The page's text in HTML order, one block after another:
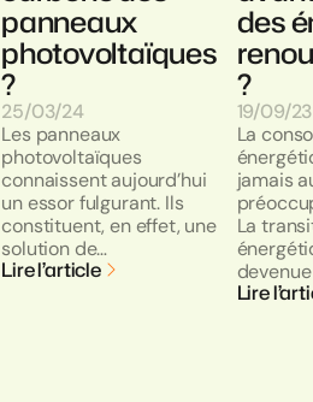
panneaux
photovoltaïques
?
25/03/24
Les panneaux
photovoltaïques
connaissent aujourd’hui
un essor fulgurant. Ils
constituent, en effet, une
solution de…
Lire l’article
des
?
19/09/23
La
jamais
La
Lire